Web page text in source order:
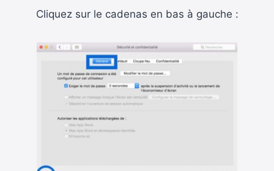
Cliquez sur le cadenas en bas à gauche :